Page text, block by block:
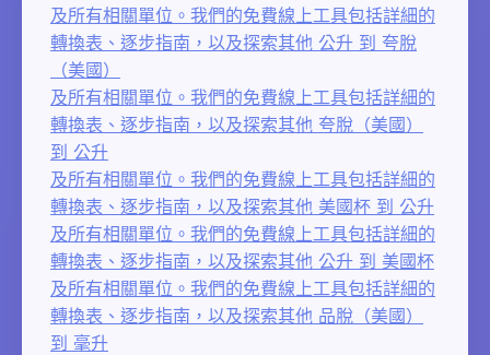
及所有相關單位。我們的免費線上工具包括詳細的
轉換表、逐步指南，以及探索其他 公升 到 夸脫
（美國）
及所有相關單位。我們的免費線上工具包括詳細的
轉換表、逐步指南，以及探索其他 夸脫（美國）
到 公升
及所有相關單位。我們的免費線上工具包括詳細的
轉換表、逐步指南，以及探索其他 美國杯 到 公升
及所有相關單位。我們的免費線上工具包括詳細的
轉換表、逐步指南，以及探索其他 公升 到 美國杯
及所有相關單位。我們的免費線上工具包括詳細的
轉換表、逐步指南，以及探索其他 品脫（美國）
到 毫升